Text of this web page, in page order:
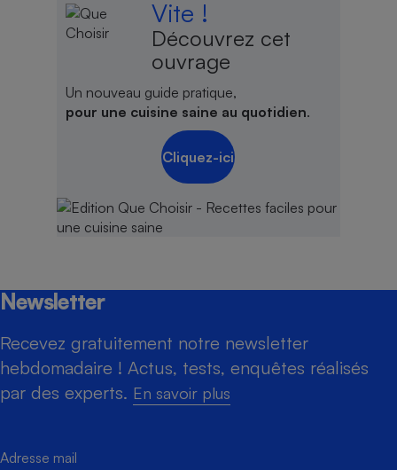
Vite !
Découvrez cet
ouvrage
Un nouveau guide pratique,
pour une cuisine saine au quotidien.
Cliquez-ici
Newsletter
Recevez gratuitement notre newsletter
hebdomadaire ! Actus, tests, enquêtes réalisés
par des experts. En savoir plus
Adresse mail